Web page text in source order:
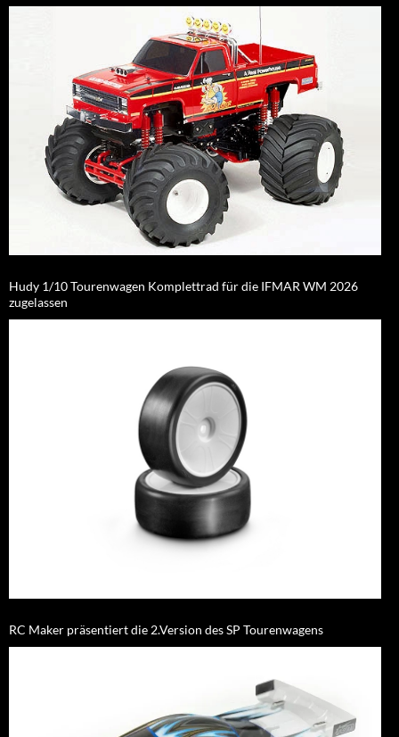
Hudy 1/10 Tourenwagen Komplettrad für die IFMAR WM 2026
zugelassen
RC Maker präsentiert die 2.Version des SP Tourenwagens